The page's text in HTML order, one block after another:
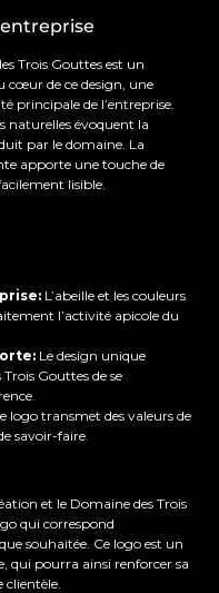
Trois Gouttes est un
cœur de ce design, une
principale de l’entreprise.
naturelles évoquent la
par le domaine. La
apporte une touche de
lisible.
L’abeille et les couleurs
l’activité apicole du
Le design unique
Gouttes de se
logo transmet des valeurs de
savoir-faire.
et le Domaine des Trois
qui correspond
souhaitée. Ce logo est un
qui pourra ainsi renforcer sa